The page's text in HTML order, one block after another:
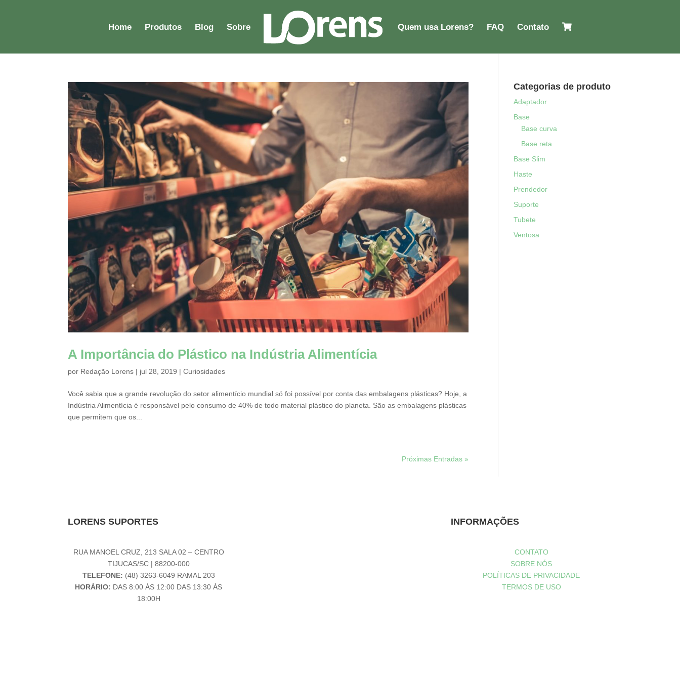
Home Produtos Blog Sobre Quem usa Lorens? FAQ Contato
A Importância do Plástico na Indústria Alimentícia
por Redação Lorens | jul 28, 2019 |Curiosidades
Você sabia que a grande revolução do setor alimentício mundial só foi possível por conta das embalagens plásticas? Hoje, a
Indústria Alimentícia é responsável pelo consumo de 40% de todo material plástico do planeta. São as embalagens plásticas
que permitem que os...
Próximas Entradas »
Categorias de produto
Adaptador
Base
Base curva
Base reta
Base Slim
Haste
Prendedor
Suporte
Tubete
Ventosa
LORENS SUPORTES
RUA MANOEL CRUZ, 213 SALA 02 – CENTRO
TIJUCAS/SC | 88200-000
TELEFONE: (48) 3263-6049 RAMAL 203
HORÁRIO: DAS 8:00 ÀS 12:00 DAS 13:30 ÀS
18:00H
INFORMAÇÕES
CONTATO
SOBRE NÓS
POLÍTICAS DE PRIVACIDADE
TERMOS DE USO